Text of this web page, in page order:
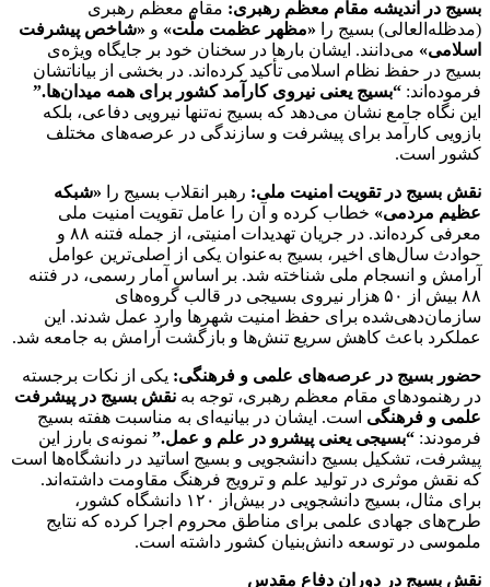
بسیج در اندیشه مقام معظم رهبری: مقام معظم رهبری
(مدظله‌العالی) بسیج را «مظهر عظمت ملّت» و «شاخص پیشرفت
اسلامی» می‌دانند. ایشان بارها در سخنان خود بر جایگاه ویژه‌ی
بسیج در حفظ نظام اسلامی تأکید کرده‌اند. در بخشی از بیاناتشان
فرموده‌اند: “بسیج یعنی نیروی کارآمد کشور برای همه میدان‌ها.”
این نگاه جامع نشان می‌دهد که بسیج نه‌تنها نیرویی دفاعی، بلکه
بازویی کارآمد برای پیشرفت و سازندگی در عرصه‌های مختلف
کشور است.
نقش بسیج در تقویت امنیت ملی: رهبر انقلاب بسیج را «شبکه
عظیم مردمی» خطاب کرده و آن را عامل تقویت امنیت ملی
معرفی کرده‌اند. در جریان تهدیدات امنیتی، از جمله فتنه ۸۸ و
حوادث سال‌های اخیر، بسیج به‌عنوان یکی از اصلی‌ترین عوامل
آرامش و انسجام ملی شناخته شد. بر اساس آمار رسمی، در فتنه
۸۸ بیش از ۵۰ هزار نیروی بسیجی در قالب گروه‌های
سازمان‌دهی‌شده برای حفظ امنیت شهرها وارد عمل شدند. این
عملکرد باعث کاهش سریع تنش‌ها و بازگشت آرامش به جامعه شد.
حضور بسیج در عرصه‌های علمی و فرهنگی: یکی از نکات برجسته
در رهنمودهای مقام معظم رهبری، توجه به نقش بسیج در پیشرفت
علمی و فرهنگی است. ایشان در بیانیه‌ای به مناسبت هفته بسیج
فرمودند: “بسیجی یعنی پیشرو در علم و عمل.” نمونه‌ی بارز این
پیشرفت، تشکیل بسیج دانشجویی و بسیج اساتید در دانشگاه‌ها است
که نقش موثری در تولید علم و ترویج فرهنگ مقاومت داشته‌اند.
برای مثال، بسیج دانشجویی در بیش‌از ۱۲۰ دانشگاه کشور،
طرح‌های جهادی علمی برای مناطق محروم اجرا کرده که نتایج
ملموسی در توسعه دانش‌بنیان‌ کشور داشته است.
نقش بسیج در دوران دفاع مقدس